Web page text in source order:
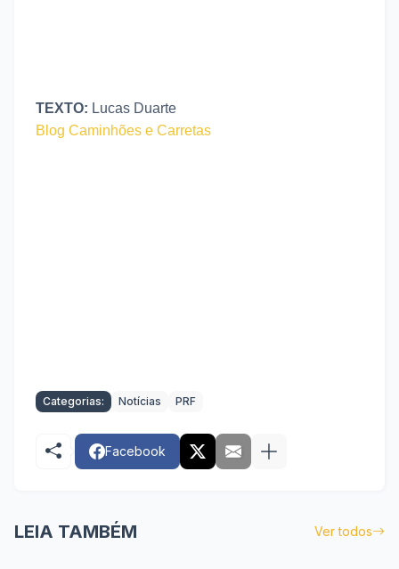
TEXTO: Lucas Duarte
Blog Caminhões e Carretas
Categorias: Notícias PRF
Facebook
LEIA TAMBÉM Ver todos